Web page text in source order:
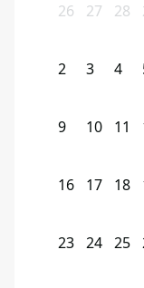
26 27 28
2 3 4
9 10 11
16 17 18
23 24 25